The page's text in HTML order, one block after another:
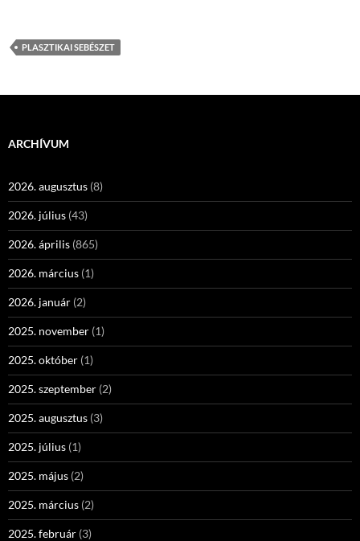
PLASZTIKAI SEBÉSZET
ARCHÍVUM
2026. augusztus (8)
2026. július (43)
2026. április (865)
2026. március (1)
2026. január (2)
2025. november (1)
2025. október (1)
2025. szeptember (2)
2025. augusztus (3)
2025. július (1)
2025. május (2)
2025. március (2)
2025. február (3)